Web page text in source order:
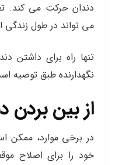
دندان حرکت می کند.
می تواند در طول زندگی
تنها راه برای داشتن
نگهدارنده طبق توصیه
از بین بردن
در برخی موارد، ممکن
خود را برای اصلاح